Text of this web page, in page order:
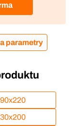
parametry